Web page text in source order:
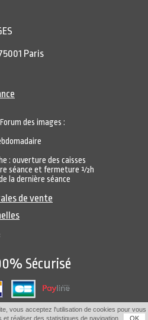
Paris
des images :
: ouverture des caisses
séance et fermeture ½h
la dernière séance
de vente
Sécurisé
vous acceptez l'utilisation de cookies pour vous
réaliser des statistiques de navigation.
OK